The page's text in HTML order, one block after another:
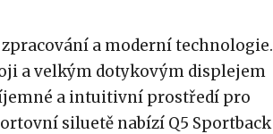
a moderní technologie.
a velkým dotykovým displejem
a intuitivní prostředí pro
siluetě nabízí Q5 Sportback